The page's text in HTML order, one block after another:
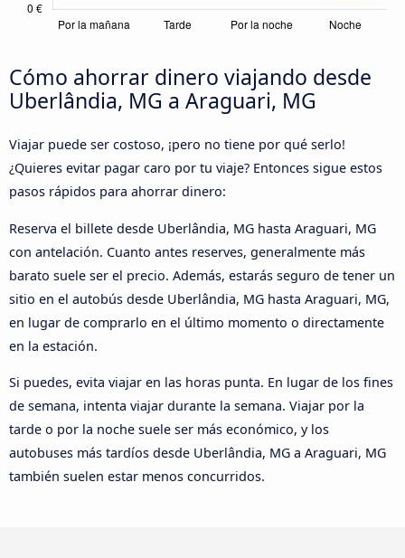
Cómo ahorrar dinero viajando desde
Uberlândia, MG a Araguari, MG
Viajar puede ser costoso, ¡pero no tiene por qué serlo!
¿Quieres evitar pagar caro por tu viaje? Entonces sigue estos
pasos rápidos para ahorrar dinero:
Reserva el billete desde Uberlândia, MG hasta Araguari, MG
con antelación. Cuanto antes reserves, generalmente más
barato suele ser el precio. Además, estarás seguro de tener un
sitio en el autobús desde Uberlândia, MG hasta Araguari, MG,
en lugar de comprarlo en el último momento o directamente
en la estación.
Si puedes, evita viajar en las horas punta. En lugar de los fines
de semana, intenta viajar durante la semana. Viajar por la
tarde o por la noche suele ser más económico, y los
autobuses más tardíos desde Uberlândia, MG a Araguari, MG
también suelen estar menos concurridos.